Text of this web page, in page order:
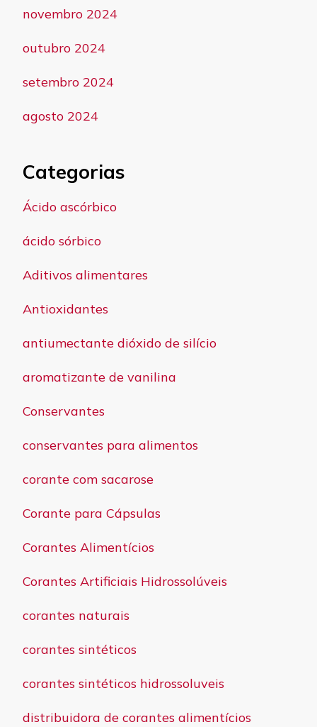
novembro 2024
outubro 2024
setembro 2024
agosto 2024
Categorias
Ácido ascórbico
ácido sórbico
Aditivos alimentares
Antioxidantes
antiumectante dióxido de silício
aromatizante de vanilina
Conservantes
conservantes para alimentos
corante com sacarose
Corante para Cápsulas
Corantes Alimentícios
Corantes Artificiais Hidrossolúveis
corantes naturais
corantes sintéticos
corantes sintéticos hidrossoluveis
distribuidora de corantes alimentícios